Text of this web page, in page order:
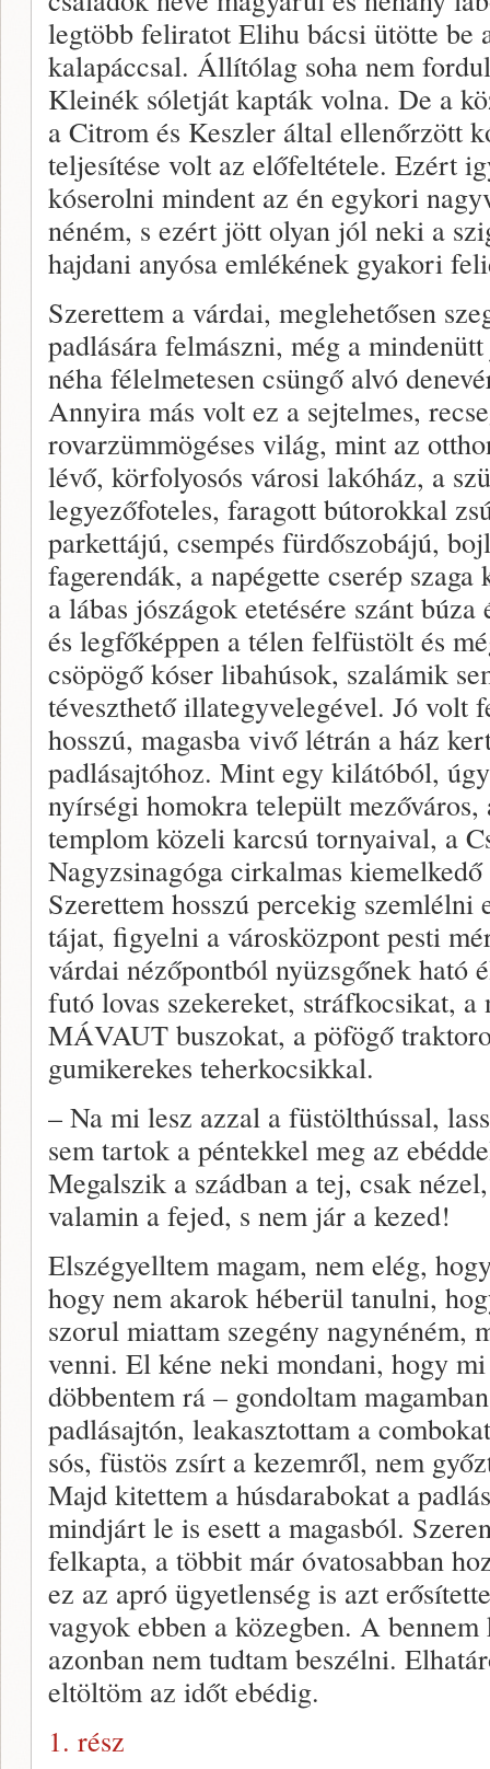
legtöbb feliratot Elihu bácsi ütötte be
kalapáccsal. Állítólag soha nem
Kleinék sóletját kapták volna. De a
a Citrom és Keszler által ellenőrzött
teljesítése volt az előfeltétele. Ezért
kóserolni mindent az én egykori
néném, s ezért jött olyan jól neki a
hajdani anyósa emlékének gyakori
Szerettem a várdai, meglehetősen
padlására felmászni, még a
néha félelmetesen csüngő alvó
Annyira más volt ez a sejtelmes,
rovarzümmögéses világ, mint az
lévő, körfolyosós városi lakóház, a
legyezőfoteles, faragott bútorokkal
parkettájú, csempés fürdőszobájú,
fagerendák, a napégette cserép
a lábas jószágok etetésére szánt
és legfőképpen a télen felfüstölt és
csöpögő kóser libahúsok, szalámik
téveszthető illategyvelegével. Jó volt
hosszú, magasba vivő létrán a ház
padlásajtóhoz. Mint egy kilátóból,
nyírségi homokra települt
templom közeli karcsú tornyaival, a
Nagyzsinagóga cirkalmas
Szerettem hosszú percekig szemlélni
tájat, figyelni a városközpont pesti
várdai nézőpontból nyüzsgőnek ható
futó lovas szekereket, stráfkocsikat, a
MÁVAUT buszokat, a pöfögő
gumikerekes teherkocsikkal.
– Na mi lesz azzal a füstölthússal,
sem tartok a péntekkel meg az
Megalszik a szádban a tej, csak
valamin a fejed, s nem jár a kezed!
Elszégyelltem magam, nem elég,
hogy nem akarok héberül tanulni,
szorul miattam szegény nagynéném,
venni. El kéne neki mondani, hogy
döbbentem rá – gondoltam
padlásajtón, leakasztottam a
sós, füstös zsírt a kezemről, nem
Majd kitettem a húsdarabokat a
mindjárt le is esett a magasból.
felkapta, a többit már óvatosabban
ez az apró ügyetlenség is azt
vagyok ebben a közegben. A
azonban nem tudtam beszélni.
eltöltöm az időt ebédig.
1. rész